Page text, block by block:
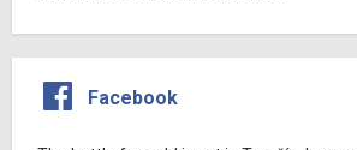
Facebook